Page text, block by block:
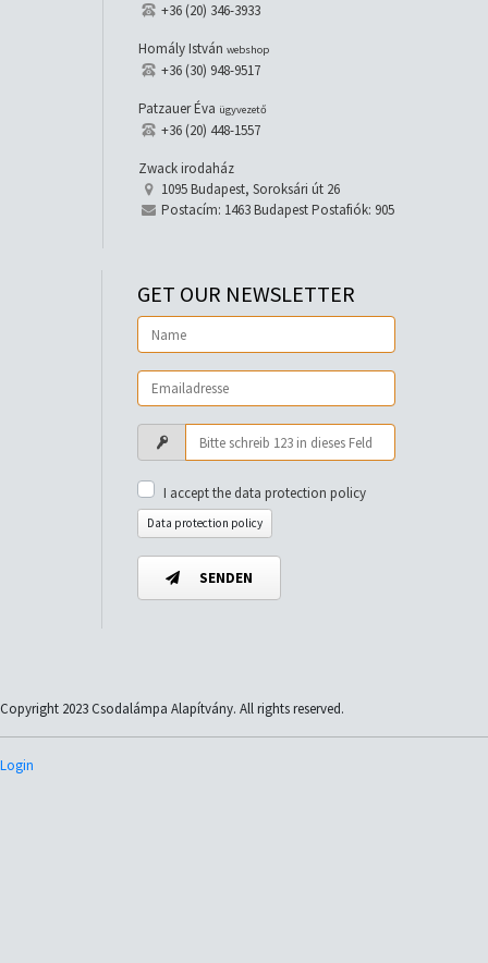
+36 (20) 346-3933
Homály István webshop
+36 (30) 948-9517
Patzauer Éva ügyvezető
+36 (20) 448-1557
Zwack irodaház
1095 Budapest, Soroksári út 26
Postacím: 1463 Budapest Postafiók: 905
GET OUR NEWSLETTER
I accept the data protection policy
Data protection policy
SENDEN
Copyright 2023 Csodalámpa Alapítvány. All rights reserved.
Login